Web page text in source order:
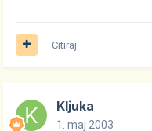
Citiraj
Kljuka
1. maj 2003